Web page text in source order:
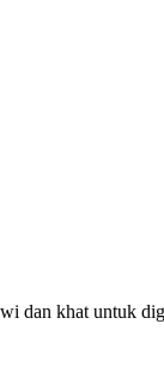
khat untuk